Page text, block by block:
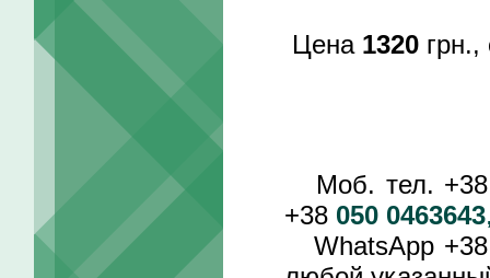
Цена 1320
Моб. тел.
+38 050 0463643
WhatsApp